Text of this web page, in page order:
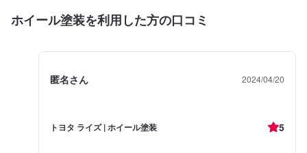
ホイール塗装を利用した方の口コミ
匿名さん 2024/04/20
トヨタ ライズ | ホイール塗装 5